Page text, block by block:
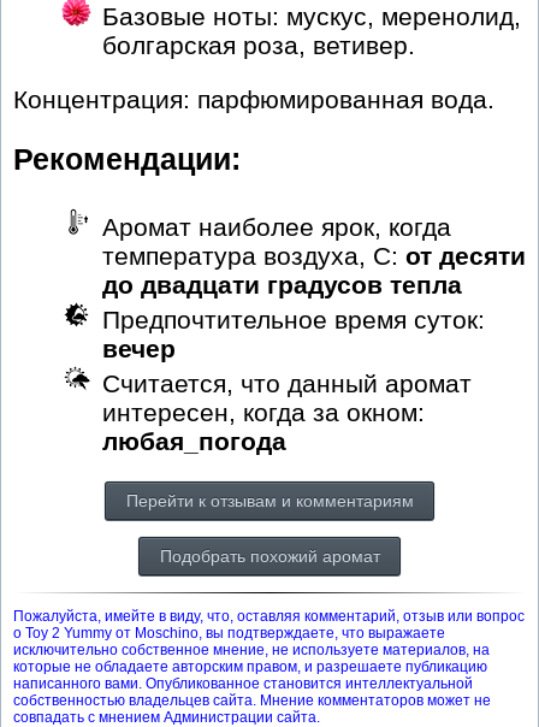
Базовые ноты: мускус, меренолид,
болгарская роза, ветивер.
Концентрация: парфюмированная вода.
Рекомендации:
Аромат наиболее ярок, когда
температура воздуха, С: от десяти
до двадцати градусов тепла
Предпочтительное время суток:
вечер
Считается, что данный аромат
интересен, когда за окном:
любая_погода
Перейти к отзывам и комментариям
Подобрать похожий аромат
Пожалуйста, имейте в виду, что, оставляя комментарий, отзыв или вопрос
о Toy 2 Yummy от Moschino, вы подтверждаете, что выражаете
исключительно собственное мнение, не используете материалов, на
которые не обладаете авторским правом, и разрешаете публикацию
написанного вами. Опубликованное становится интеллектуальной
собственностью владельцев сайта. Мнение комментаторов может не
совпадать с мнением Администрации сайта.